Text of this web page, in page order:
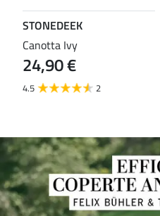
STONEDEEK
Canotta Ivy
24,90 €
4.5 2